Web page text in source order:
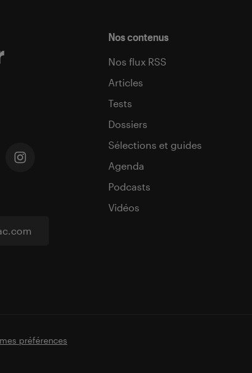
Nos contenus
Nos flux RSS
Articles
Tests
Dossiers
Sélections et guides
Agenda
Podcasts
Vidéos
préférences